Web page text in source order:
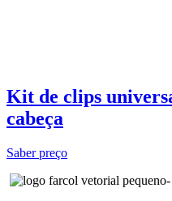
Kit de clips
cabeça
Saber preço